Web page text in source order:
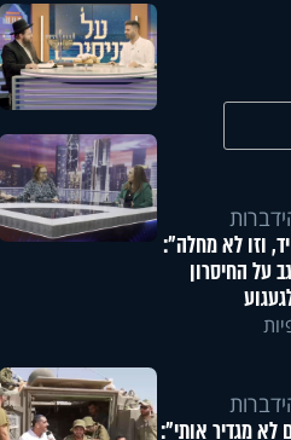
וזו לא מחלה":
על החיסרון
לא מגדיר אותי":